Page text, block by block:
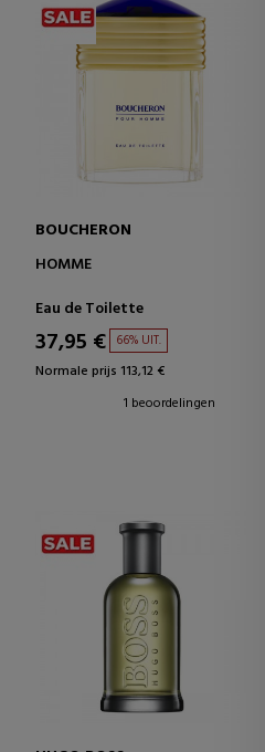
BOUCHERON
HOMME
Eau de Toilette
37,95 € 66% UIT.
Normale prijs 113,12 €
1 beoordelingen